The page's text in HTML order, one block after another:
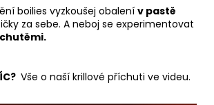
boilies vyzkoušej obalení v pastě
za sebe. A neboj se experimentovat
Vše o naší krillové příchuti ve videu.